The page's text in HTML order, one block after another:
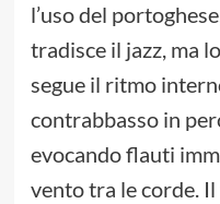
l’uso del
tradisce il jazz, ma
segue il ritmo
contrabbasso in
evocando flauti
vento tra le corde.